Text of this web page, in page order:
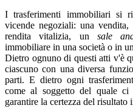
I trasferimenti immobiliari si
vicende negoziali: una
rendita vitalizia, un sale
immobiliare in una società o in
Dietro ognuno di questi atti v'è
ciascuno con una diversa
parti. E dietro ogni
come al soggetto del quale
garantire la certezza del